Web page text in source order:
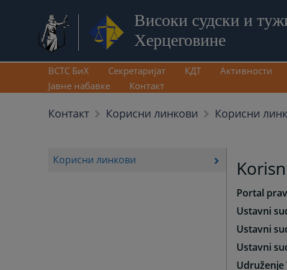
Високи судски и
Херцеговине
ВСТС БиХ Секретаријат КДТ Активности
Јавне набавке
Контакт
Контакт Корисни линкови Корисни
Корисни линкови
Portal
Ustavni
Ustavni
Ustavni
Udruženje